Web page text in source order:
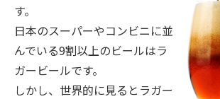
す。
日本のスーパーやコンビニに並
んでいる9割以上のビールはラ
ガービールです。
しかし、世界的に見るとラガー